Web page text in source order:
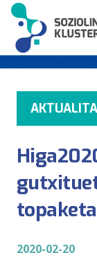
2020-02-20